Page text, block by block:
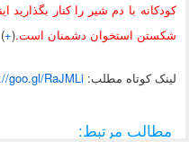
کودکانه با دم شیر را کنار
شکستن استخوان دشمنان است.(
+
)
لينک کوتاه مطلب:goo.gl/RaJMLi
مطالب مرتبط: